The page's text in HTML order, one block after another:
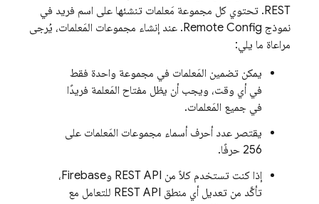
REST. تحتوي كل مجموعة مَعلمات تنشئها على اسم فريد في
نموذج Remote Config. عند إنشاء مجموعات المَعلمات، يُرجى
مراعاة ما يلي:
يمكن تضمين المَعلمات في مجموعة واحدة فقط
في أي وقت، ويجب أن يظل مفتاح المَعلمة فريدًا
في جميع المَعلمات.
يقتصر عدد أحرف أسماء مجموعات المَعلمات على
256 حرفًا.
إذا كنت تستخدم كلاً من REST API و
Firebase،
تأكَّد من تعديل أي منطق REST API للتعامل مع